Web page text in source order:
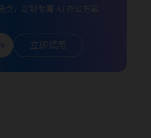
点，定制专属 AI 办公方案
立即试用